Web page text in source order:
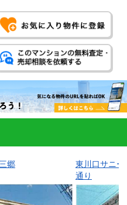
郷
東川口サニ
通り